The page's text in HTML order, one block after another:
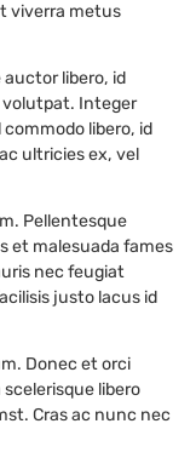
viverra metus
libero, id
volutpat. Integer
libero, id
ultricies ex, vel
Pellentesque
et malesuada fames
nec feugiat
justo lacus id
Donec et orci
libero
Cras ac nunc nec